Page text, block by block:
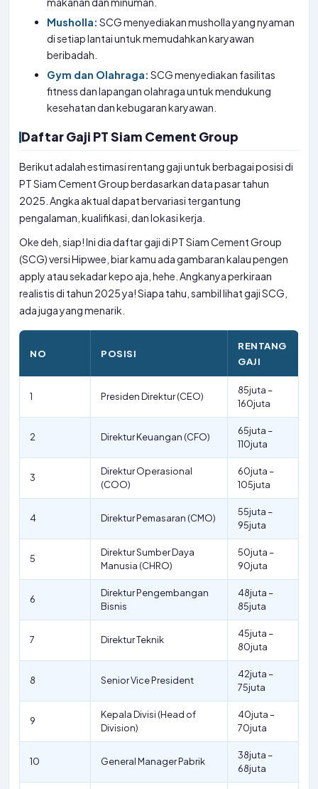
Musholla: SCG menyediakan musholla yang nyaman
di setiap lantai untuk memudahkan karyawan
beribadah.
Gym dan Olahraga: SCG menyediakan fasilitas
fitness dan lapangan olahraga untuk mendukung
kesehatan dan kebugaran karyawan.
Daftar Gaji PT Siam Cement Group
Berikut adalah estimasi rentang gaji untuk berbagai posisi di
PT Siam Cement Group berdasarkan data pasar tahun
2025. Angka aktual dapat bervariasi tergantung
pengalaman, kualifikasi, dan lokasi kerja.
Oke deh, siap! Ini dia daftar gaji di PT Siam Cement Group
(SCG) versi Hipwee, biar kamu ada gambaran kalau pengen
apply atau sekadar kepo aja, hehe. Angkanya perkiraan
realistis di tahun 2025 ya! Siapa tahu, sambil lihat gaji SCG,
ada jugayang menarik.
NO POSISI
RENTANG
GAJI
1 Presiden Direktur (CEO)
85juta –
160juta
2 Direktur Keuangan (CFO)
65juta –
110juta
3
Direktur Operasional
(COO)
60juta –
105juta
4 Direktur Pemasaran (CMO)
55juta –
95juta
5
Direktur Sumber Daya
Manusia (CHRO)
50juta –
90juta
6
Direktur Pengembangan
Bisnis
48juta –
85juta
7 Direktur Teknik
45juta –
80juta
8 Senior Vice President
42juta –
75juta
9
Kepala Divisi (Head of
Division)
40juta –
70juta
10 General Manager Pabrik
38juta –
68juta